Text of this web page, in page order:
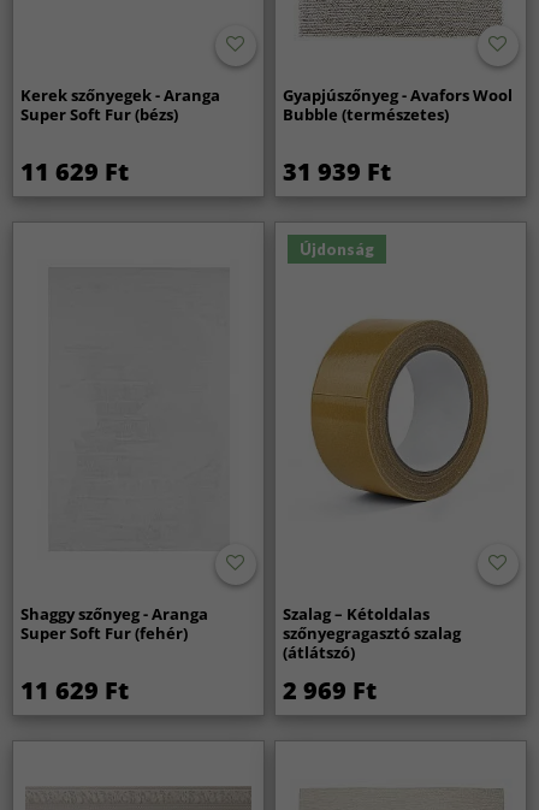
Kerek szőnyegek - Aranga
Super Soft Fur (bézs)
11 629 Ft
Gyapjúszőnyeg - Avafors Wool
Bubble (természetes)
31 939 Ft
Shaggy szőnyeg - Aranga
Super Soft Fur (fehér)
11 629 Ft
Újdonság
Szalag – Kétoldalas
szőnyegragasztó szalag
(átlátszó)
2 969 Ft